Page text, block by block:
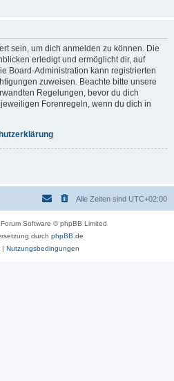
sein, um dich anmelden zu können. Die
erledigt und ermöglicht dir, auf
Board-Administration kann registrierten
zuweisen. Beachte bitte unsere
Regelungen, bevor du dich
Forenregeln, wenn du dich in
Alle Zeiten sind UTC+02:00
Software © phpBB Limited
durch phpBB.de
| Nutzungsbedingungen